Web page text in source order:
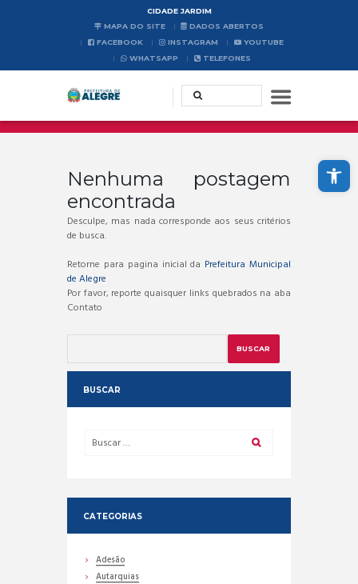
Abrir a barra de ferramentas
CIDADE JARDIM
MAPA DO SITE
DADOS ABERTOS
FACEBOOK
INSTAGRAM
YOUTUBE
WHATSAPP
TELEFONES
Nenhuma postagem
encontrada
Desculpe, mas nada corresponde aos seus critérios
de busca.
Retorne para pagina inicial da Prefeitura Municipal
de Alegre
Por favor, reporte quaisquer links quebrados na aba
Contato
BUSCAR
CATEGORIAS
Adesão
Autarquias